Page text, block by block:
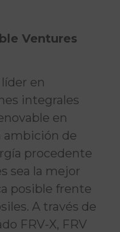
Ventures
en
integrales
en
ambición de
procedente
sea la mejor
posible frente
A través de
FRV-X, FRV